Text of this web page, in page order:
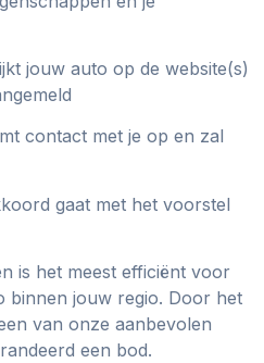
jouw auto op de website(s)
contact met je op en zal
gaat met het voorstel
is het meest efficiënt voor
binnen jouw regio. Door het
van onze aanbevolen
een bod.